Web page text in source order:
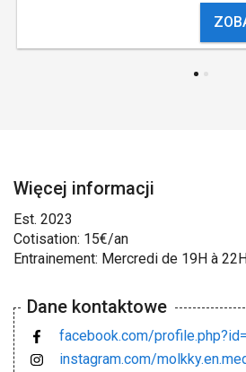
Więcej informacji
Est. 2023
Cotisation: 15€/an
Entrainement: Mercredi de 19H à
Dane kontaktowe
facebook.com/
instagram.com/